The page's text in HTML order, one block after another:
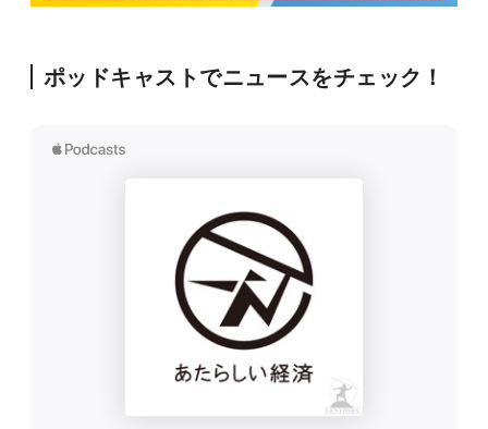
ポッドキャストでニュースをチェック！